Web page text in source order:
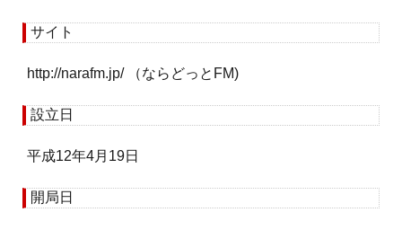
サイト
http://narafm.jp/ （ならどっとFM)
設立日
平成12年4月19日
開局日